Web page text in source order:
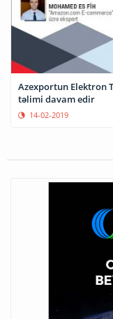
Azexportun Elektron
təlimi davam edir
14-02-2019